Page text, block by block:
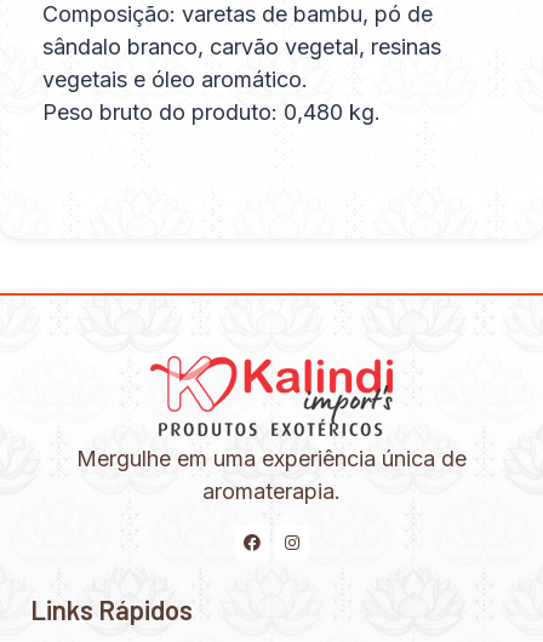
Composição: varetas de bambu, pó de
sândalo branco, carvão vegetal, resinas
vegetais e óleo aromático.
Peso bruto do produto: 0,480 kg.
Mergulhe em uma experiência única de
aromaterapia.
Links Rápidos